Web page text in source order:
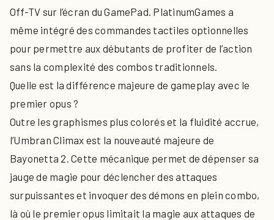
Off-TV sur l’écran du GamePad. PlatinumGames a
même intégré des commandes tactiles optionnelles
pour permettre aux débutants de profiter de l’action
sans la complexité des combos traditionnels.
Quelle est la différence majeure de gameplay avec le
premier opus ?
Outre les graphismes plus colorés et la fluidité accrue,
l’Umbran Climax est la nouveauté majeure de
Bayonetta 2. Cette mécanique permet de dépenser sa
jauge de magie pour déclencher des attaques
surpuissantes et invoquer des démons en plein combo,
là où le premier opus limitait la magie aux attaques de